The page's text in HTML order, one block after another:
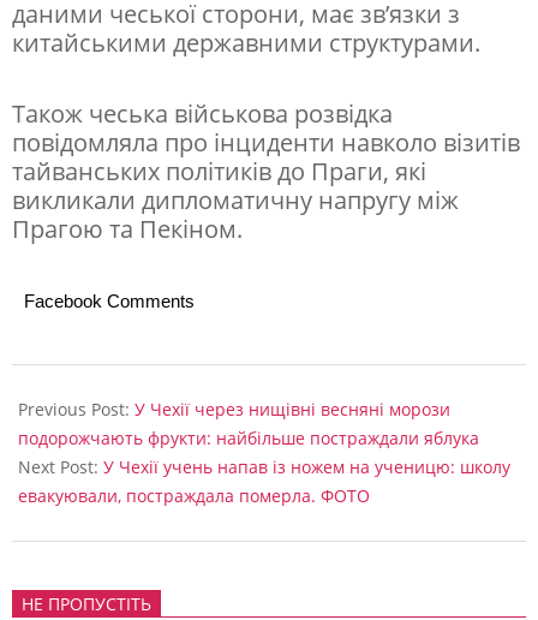
даними чеської сторони, має зв’язки з
китайськими державними структурами.
Також чеська військова розвідка
повідомляла про інциденти навколо візитів
тайванських політиків до Праги, які
викликали дипломатичну напругу між
Прагою та Пекіном.
Facebook Comments
05-
20
Previous Post: У Чехії через нищівні весняні морози
подорожчають фрукти: найбільше постраждали яблука
Next Post: У Чехії учень напав із ножем на ученицю: школу
евакуювали, постраждала померла. ФОТО
НЕ ПРОПУСТІТЬ